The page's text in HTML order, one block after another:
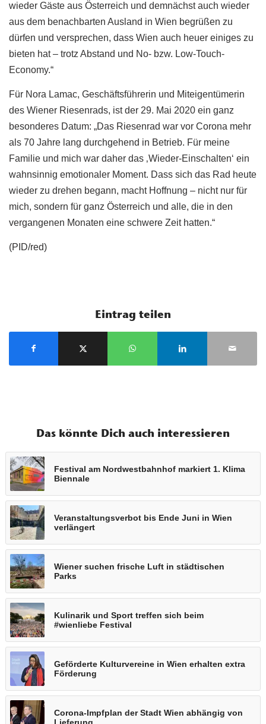
wieder Gäste aus Österreich und demnächst auch wieder
aus dem benachbarten Ausland in Wien begrüßen zu
dürfen und versprechen, dass Wien auch heuer einiges zu
bieten hat – trotz Abstand und No- bzw. Low-Touch-
Economy.“
Für Nora Lamac, Geschäftsführerin und Miteigentümerin
des Wiener Riesenrads, ist der 29. Mai 2020 ein ganz
besonderes Datum: „Das Riesenrad war vor Corona mehr
als 70 Jahre lang durchgehend in Betrieb. Für meine
Familie und mich war daher das ‚Wieder-Einschalten‘ ein
wahnsinnig emotionaler Moment. Dass sich das Rad heute
wieder zu drehen begann, macht Hoffnung – nicht nur für
mich, sondern für ganz Österreich und alle, die in den
vergangenen Monaten eine schwere Zeit hatten.“
(PID/red)
Eintrag teilen
Das könnte Dich auch interessieren
Festival am Nordwestbahnhof markiert 1. Klima
Biennale
Veranstaltungsverbot bis Ende Juni in Wien
verlängert
Wiener suchen frische Luft in städtischen
Parks
Kulinarik und Sport treffen sich beim
#wienliebe Festival
Geförderte Kulturvereine in Wien erhalten extra
Förderung
Corona-Impfplan der Stadt Wien abhängig von
Lieferung